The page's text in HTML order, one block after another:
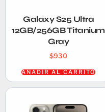
Galaxy S25 Ultra
12GB/256GB Titanium
Gray
$930
AÑADIR AL CARRITO